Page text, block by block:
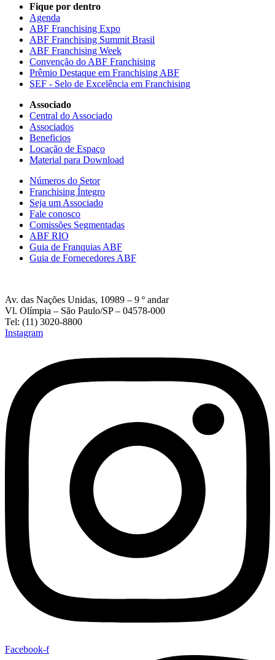
Fique por dentro
Agenda
ABF Franchising Expo
ABF Franchising Summit Brasil
ABF Franchising Week
Convenção do ABF Franchising
Prêmio Destaque em Franchising ABF
SEF - Selo de Excelência em Franchising
Associado
Central do Associado
Associados
Beneficios
Locação de Espaço
Material para Download
Números do Setor
Franchising Íntegro
Seja um Associado
Fale conosco
Comissões Segmentadas
ABF RIO
Guia de Franquias ABF
Guia de Fornecedores ABF
Av. das Nações Unidas, 10989 – 9 º andar
Vl. Olímpia – São Paulo/SP – 04578-000
Tel: (11) 3020-8800
Instagram
Facebook-f